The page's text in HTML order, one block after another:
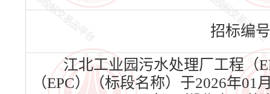
招标编
江北工业园污水处理厂工程（
（EPC）（标段名称）于2026年